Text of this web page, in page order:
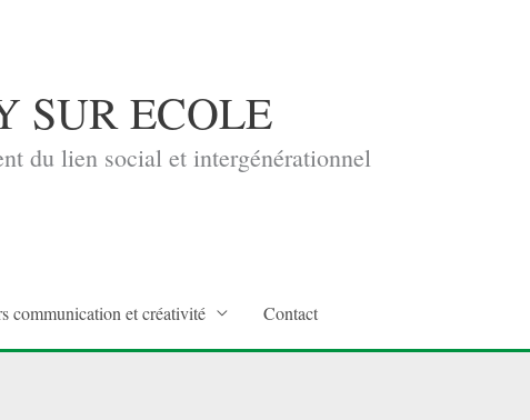
SUR ECOLE
du lien social et intergénérationnel
communication et créativité Contact